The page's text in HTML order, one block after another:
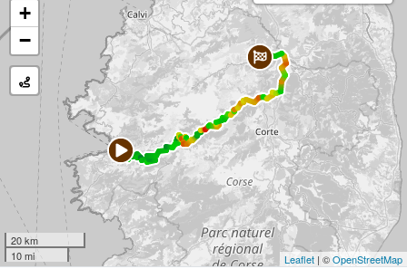
+
−
20 km
10 mi
Leaflet | ©OpenStreetMap